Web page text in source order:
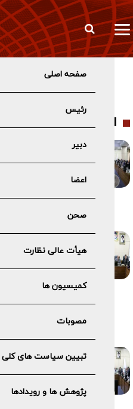
صفحه اصلی
رئیس
دبیر
اعضا
صحن
هیأت عالی نظارت
کمیسیون ها
مصوبات
تبیین سیاست های کلی
پژوهش ها و رویدادها
تاکید رئیس مجمع تشخیص مصلحت
اقلام معیشتی و مایحتاج مردم
اخبار صحن
ادامه بررسی
بانکی در مجمع
اعضای مجمع تشخیص
پیش‌نویس سیاست‌های
تاکید رئیس
دولت در تامین
آیت الله آملی
صحن مجمع تشخیص
مایحتاج مردم در شرایط
سایر قوا باشد.
۱۴ / ۱۱ / ۱۴۰۴
بررسی« سیاست
سومین جلسه
بانکی» در مجمع